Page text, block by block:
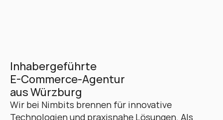
Inhabergeführte
E-Commerce-Agentur
aus Würzburg
Wir bei Nimbits brennen für innovative
Technologien und praxisnahe Lösungen. Als